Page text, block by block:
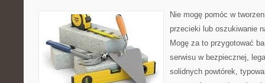
Nie mogę pomóc w
przecieki lub oszukiwanie
Mogę za to przygotować
serwisu w bezpiecznej,
solidnych powtórek,